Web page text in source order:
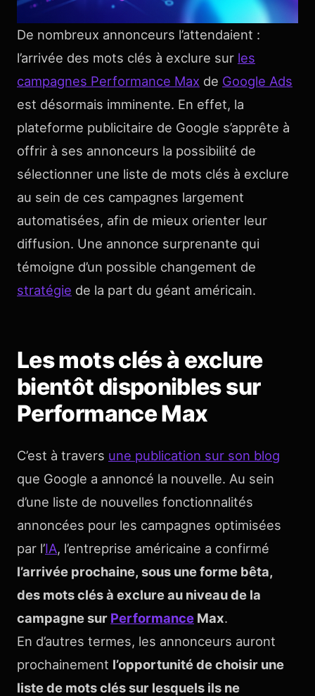
De nombreux annonceurs l’attendaient :
l’arrivée des mots clés à exclure sur les
campagnes Performance Max de Google Ads
est désormais imminente. En effet, la
plateforme publicitaire de Google s’apprête à
offrir à ses annonceurs la possibilité de
sélectionner une liste de mots clés à exclure
au sein de ces campagnes largement
automatisées, afin de mieux orienter leur
diffusion. Une annonce surprenante qui
témoigne d’un possible changement de
stratégie de la part du géant américain.
Les mots clés à exclure
bientôt disponibles sur
Performance Max
C’est à travers une publication sur son blog
que Google a annoncé la nouvelle. Au sein
d’une liste de nouvelles fonctionnalités
annoncées pour les campagnes optimisées
par l’IA, l’entreprise américaine a confirmé
l’arrivée prochaine, sous une forme bêta,
des mots clés à exclure au niveau de la
campagne sur Performance Max.
En d’autres termes, les annonceurs auront
prochainement l’opportunité de choisir une
liste de mots clés sur lesquels ils ne